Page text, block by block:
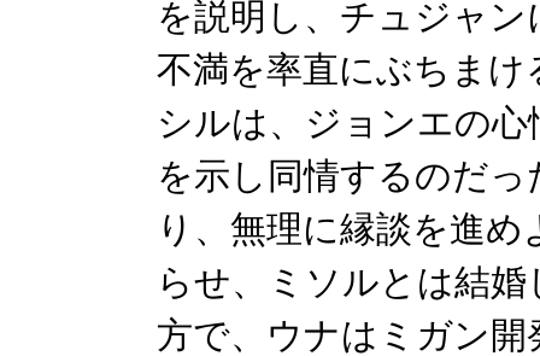
を説明し、チュジャン
不満を率直にぶちまけ
シルは、ジョンエの心
を示し同情するのだ
り、無理に縁談を進
らせ、ミソルとは結
方で、ウナはミガン